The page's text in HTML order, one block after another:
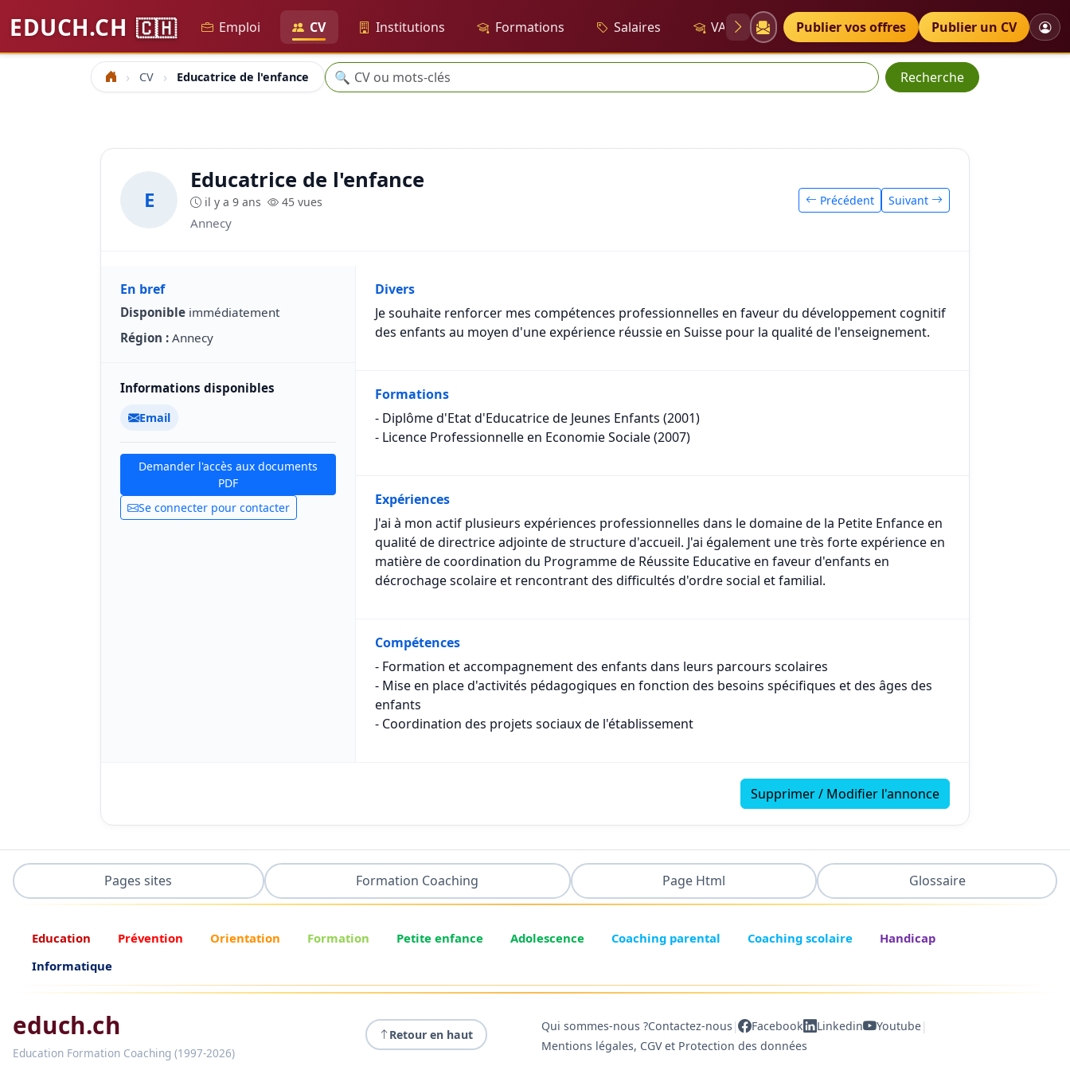
EDUCH.CH 🇨🇭 Emploi CV Institutions Formations Salaires VAE Diplômes Petites annonces
Publier vos offres Publier un CV
Accueil CV Educatrice de l'enfance Recherche
🔍 Recherche
E
Educatrice de l'enfance
il y a 9 ans 45 vues
Annecy
Précédent Suivant
En bref
Disponible immédiatement
Région : Annecy
Informations disponibles
Email
Demander l'accès aux documents
PDF
Se connecter pour contacter
Divers
Je souhaite renforcer mes compétences professionnelles en faveur du développement cognitif
des enfants au moyen d'une expérience réussie en Suisse pour la qualité de l'enseignement.
Formations
- Diplôme d'Etat d'Educatrice de Jeunes Enfants (2001)
- Licence Professionnelle en Economie Sociale (2007)
Expériences
J'ai à mon actif plusieurs expériences professionnelles dans le domaine de la Petite Enfance en
qualité de directrice adjointe de structure d'accueil. J'ai également une très forte expérience en
matière de coordination du Programme de Réussite Educative en faveur d'enfants en
décrochage scolaire et rencontrant des difficultés d'ordre social et familial.
Compétences
- Formation et accompagnement des enfants dans leurs parcours scolaires
- Mise en place d'activités pédagogiques en fonction des besoins spécifiques et des âges des
enfants
- Coordination des projets sociaux de l'établissement
Supprimer / Modifier l'annonce
Pages sites Formation Coaching Page Html Glossaire
Education Prévention Orientation Formation Petite enfance Adolescence Coaching parental Coaching scolaire
Handicap
Informatique
educh.ch
Education Formation Coaching (1997-2026)
Retour en haut
Qui sommes-nous ?Contactez-nous | Facebook Linkedin Youtube|
Mentions légales, CGV et Protection des données